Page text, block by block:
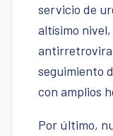
servicio de
altísimo
seguimiento
con amplios
Por último,